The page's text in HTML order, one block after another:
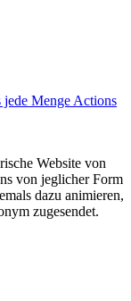
Menge Actions
Website von
von jeglicher Form
dazu animieren,
zugesendet.